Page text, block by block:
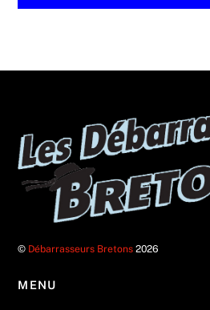
© Débarrasseurs Bretons 2026
MENU